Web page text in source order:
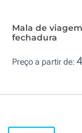
Mala de
fechadura
Preço a partir de: